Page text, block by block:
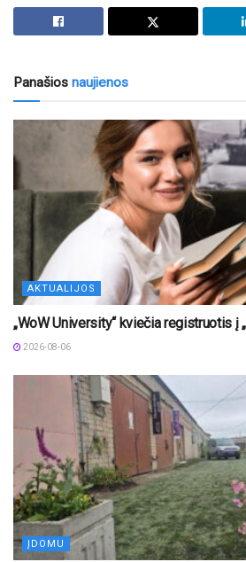
Panašios naujienos
AKTUALIJOS
„WoW University“ kviečia registruotis į
2026-08-06
ĮDOMU